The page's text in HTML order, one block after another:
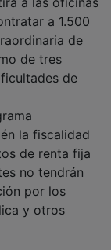
a 1.500
de
de tres
de
la fiscalidad
de renta fija
no tendrán
por los
y otros